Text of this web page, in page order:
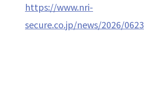
https://www.nri-
secure.co.jp/news/2026/0623